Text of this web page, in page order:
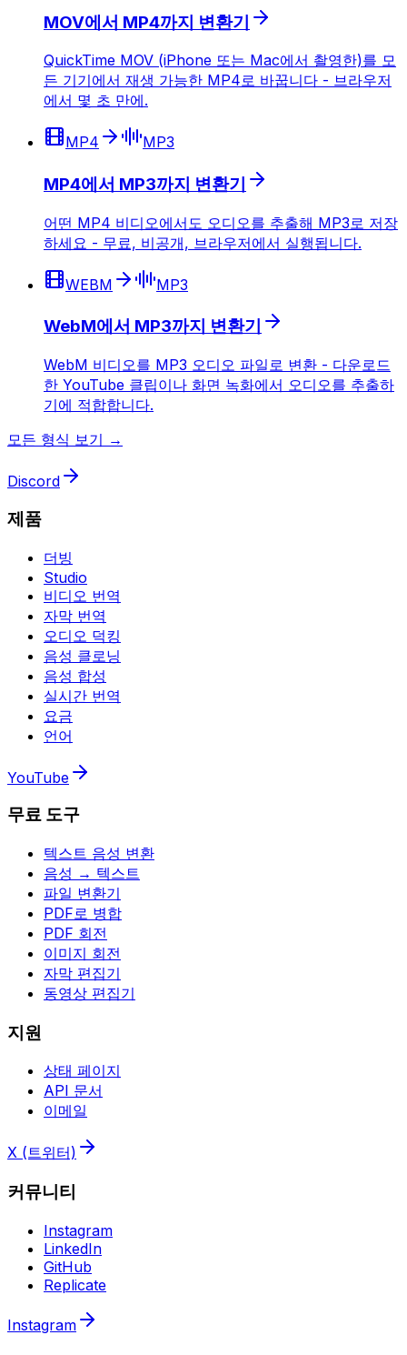
MOV에서 MP4까지 변환기
QuickTime MOV (iPhone 또는 Mac에서 촬영한)를 모
든 기기에서 재생 가능한 MP4로 바꿉니다 - 브라우저
에서 몇 초 만에.
MP4 MP3
MP4에서 MP3까지 변환기
어떤 MP4 비디오에서도 오디오를 추출해 MP3로 저장
하세요 - 무료, 비공개, 브라우저에서 실행됩니다.
WEBM MP3
WebM에서 MP3까지 변환기
WebM 비디오를 MP3 오디오 파일로 변환 - 다운로드
한 YouTube 클립이나 화면 녹화에서 오디오를 추출하
기에 적합합니다.
모든 형식 보기 →
Discord
제품
더빙
Studio
비디오 번역
자막 번역
오디오 덕킹
음성 클로닝
음성 합성
실시간 번역
요금
언어
YouTube
무료 도구
텍스트 음성 변환
음성 → 텍스트
파일 변환기
PDF로 병합
PDF 회전
이미지 회전
자막 편집기
동영상 편집기
지원
상태 페이지
API 문서
이메일
X (트위터)
커뮤니티
Instagram
LinkedIn
GitHub
Replicate
Instagram